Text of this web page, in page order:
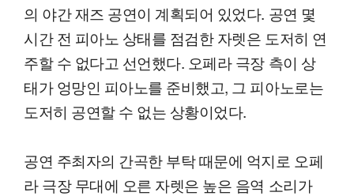
의 야간 재즈 공연이 계획되어 있었다. 공연 몇
시간 전 피아노 상태를 점검한 자렛은 도저히 연
주할 수 없다고 선언했다. 오페라 극장 측이 상
태가 엉망인 피아노를 준비했고, 그 피아노로는
도저히 공연할 수 없는 상황이었다.
공연 주최자의 간곡한 부탁 때문에 억지로 오페
라 극장 무대에 오른 자렛은 높은 음역 소리가